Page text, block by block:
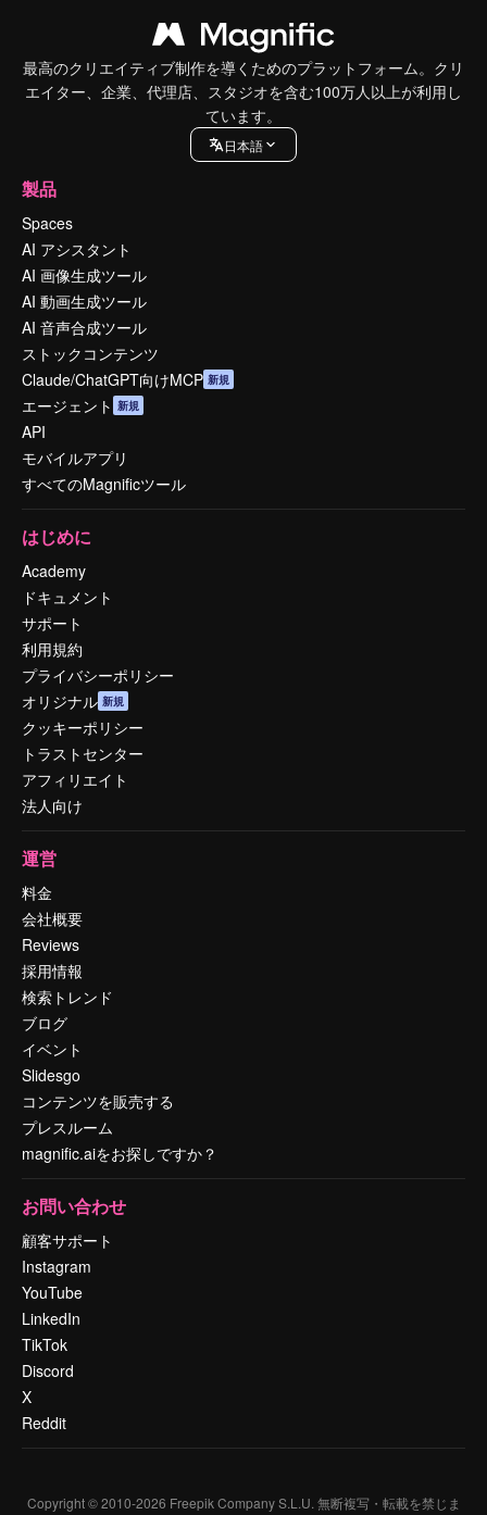
最高のクリエイティブ制作を導くためのプラットフォーム。クリ
エイター、企業、代理店、スタジオを含む100万人以上が利用し
ています。
日本語
製品
Spaces
AI アシスタント
AI 画像生成ツール
AI 動画生成ツール
AI 音声合成ツール
ストックコンテンツ
Claude/ChatGPT向けMCP 新規
エージェント 新規
API
モバイルアプリ
すべてのMagnificツール
はじめに
Academy
ドキュメント
サポート
利用規約
プライバシーポリシー
オリジナル 新規
クッキーポリシー
トラストセンター
アフィリエイト
法人向け
運営
料金
会社概要
Reviews
採用情報
検索トレンド
ブログ
イベント
Slidesgo
コンテンツを販売する
プレスルーム
magnific.aiをお探しですか？
お問い合わせ
顧客サポート
Instagram
YouTube
LinkedIn
TikTok
Discord
X
Reddit
Copyright © 2010-2026 Freepik Company S.L.U. 無断複写・転載を禁じま